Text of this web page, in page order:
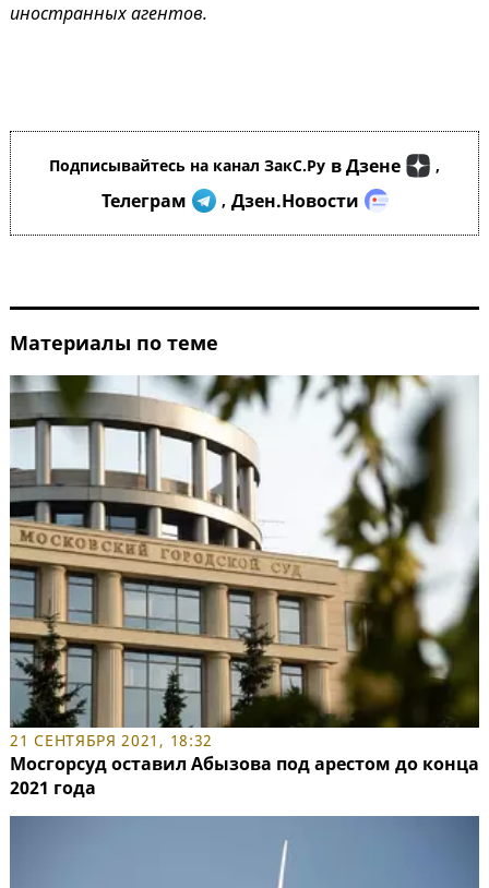
иностранных агентов.
Подписывайтесь на канал ЗакС.Ру в Дзене ,
Телеграм , Дзен.Новости
Материалы по теме
21 СЕНТЯБРЯ 2021, 18:32
Мосгорсуд оставил Абызова под арестом до конца
2021 года